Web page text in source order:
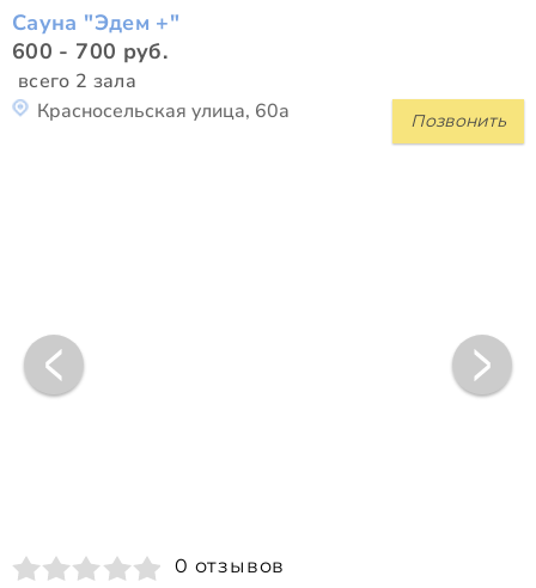
Сауна "Эдем +"
600 - 700 руб.
всего 2 зала
Позвонить
Красносельская улица, 60а
0 отзывов